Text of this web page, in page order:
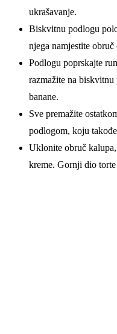
ukrašavanje.
Biskvitnu podlogu
njega namjestite
Podlogu poprskajte
razmažite na
banane.
Sve premažite
podlogom, koju
Uklonite obruč
kreme. Gornji dio